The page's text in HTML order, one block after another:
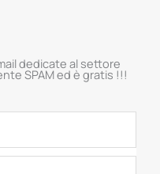
dedicate al settore
SPAM ed è gratis !!!